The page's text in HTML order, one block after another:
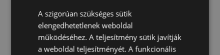
36
0.344000
Igen
Nem
A szigorúan szükséges sütik
elengedhetetlenek weboldal
működéséhez. A teljesítmény sütik javítják
a weboldal teljesítményét. A funkcionális